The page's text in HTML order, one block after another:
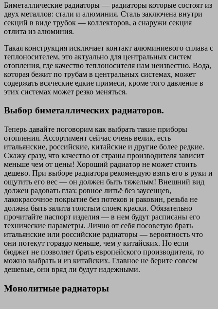
Биметаллические радиаторы — радиаторы которые состоят из
двух металлов: стали и алюминия. Сталь заключена внутри
секций в виде трубок — коллекторов, а снаружи секция
отлита из алюминия.
Такая конструкция исключает контакт алюминиевого сплава с
теплоносителем, это актуально для центральных систем
отопления, где качество теплоносителя нам неизвестно. Вода,
которая бежит по трубам в центральных системах, может
содержать всяческие едкие примеси, кроме того давление в
этих системах может резко меняться.
Выбор биметаллических радиаторов.
Теперь давайте поговорим как выбрать такие приборы
отопления. Ассортимент сейчас очень велик, есть
итальянские, российские, китайские и другие более редкие.
Скажу сразу, что качество от страны производителя зависит
меньше чем от цены! Хороший радиатор не может стоить
дешево. При выборе радиатора рекомендую взять его в руки и
ощутить его вес — он должен быть тяжелым! Внешний вид
должен радовать глаз: ровное литьё без заусенцев,
лакокрасочное покрытие без потеков и раковин, резьба не
должна быть залита толстым слоем краски. Обязательно
прочитайте паспорт изделия — в нем будут расписаны его
технические параметры. Лично от себя посоветую брать
итальянские или российские радиаторы — вероятность что
они потекут гораздо меньше, чем у китайских. Но если
бюджет не позволяет брать европейского производителя, то
можно выбрать и из китайских. Главное не берите совсем
дешевые, они вряд ли будут надежными.
Монолитные радиаторы